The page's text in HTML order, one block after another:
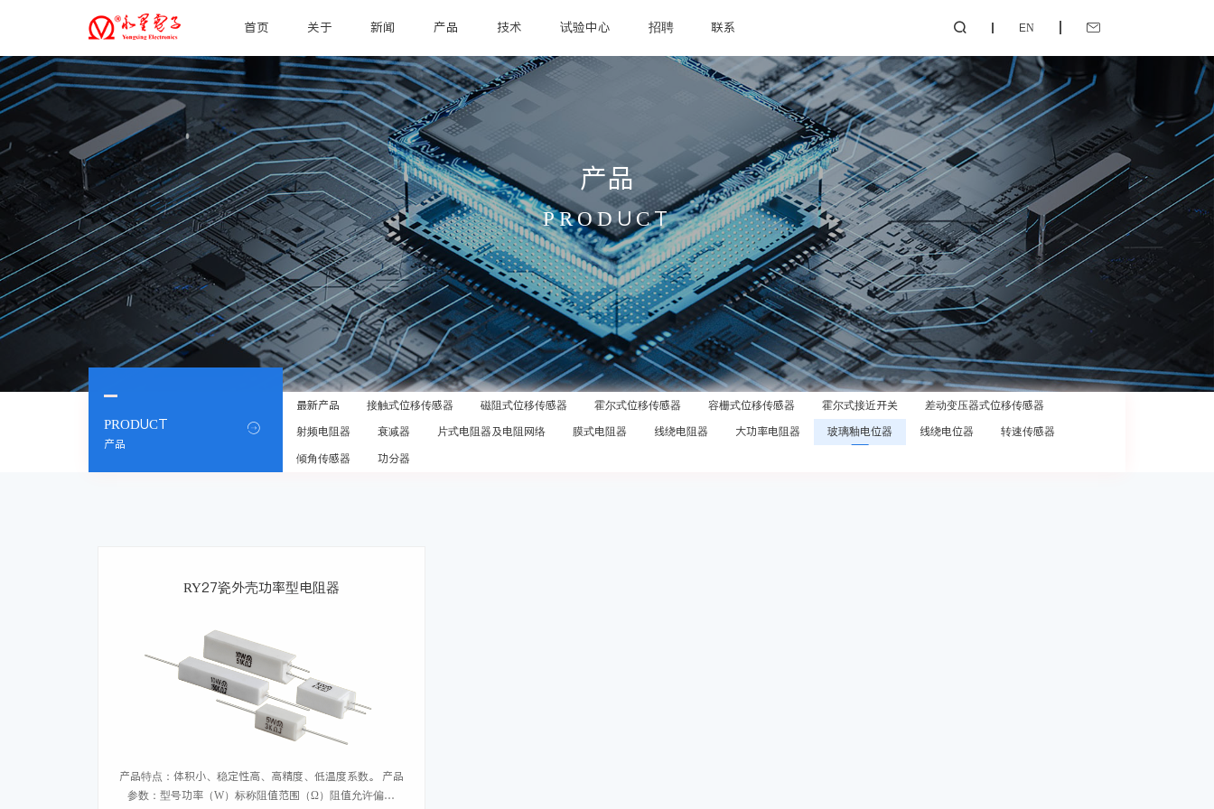
首页 关于 新闻 产品 技术 试验中心 招聘 联系  EN 
产品
PRODUCT
PRODUCT
产品

最新产品 接触式位移传感器 磁阻式位移传感器 霍尔式位移传感器 容栅式位移传感器 霍尔式接近开关
差动变压器式位移传感器
射频电阻器
衰减器 片式电阻器及电阻网络 膜式电阻器 线绕电阻器 大功率电阻器 玻璃釉电位器 线绕电位器
转速传感器
倾角传感器
功分器
RY27瓷外壳功率型电阻器
产品特点：体积小、稳定性高、高精度、低温度系数。 产品
参数：型号功率（W）标称阻值范围（Ω）阻值允许偏差